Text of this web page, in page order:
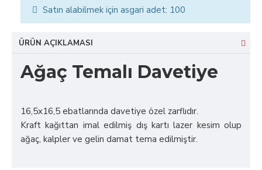
Satın alabilmek için asgari adet: 100
ÜRÜN AÇIKLAMASI
Ağaç Temalı Davetiye
16,5x16,5 ebatlarında davetiye özel zarflıdır.
Kraft kağıttan imal edilmiş dış kartı lazer kesim olup
ağaç, kalpler ve gelin damat tema edilmiştir.